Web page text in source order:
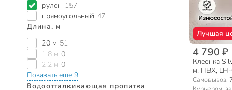
рулон 157
прямоугольный 47
Длина, м
20 м 51
1.8 м 0
2.2 м 0
Показать еще 9
Водоотталкивающая пропитка
Лучшая
4 790 ₽
Клеенка
м, ПВХ,
Самовывоз: